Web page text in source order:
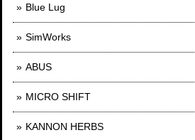
Blue Lug
SimWorks
ABUS
MICRO SHIFT
KANNON HERBS